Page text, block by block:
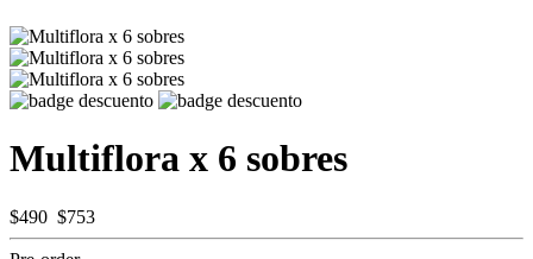
Multiflora x 6 sobres
$490 $753